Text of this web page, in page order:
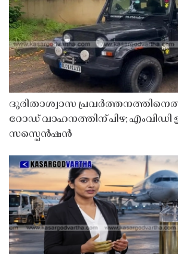
ദുരിതാശ്വാസ
റോഡ് വാഹനത്തിന് പിഴ;
സസ്പെൻഷൻ